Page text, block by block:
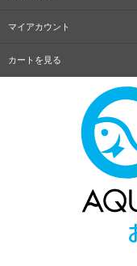
マイアカウント
カートを見る